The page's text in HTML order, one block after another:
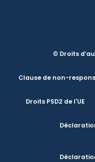
© Droits
Clause de non-
Droits PSD2 de l'UE